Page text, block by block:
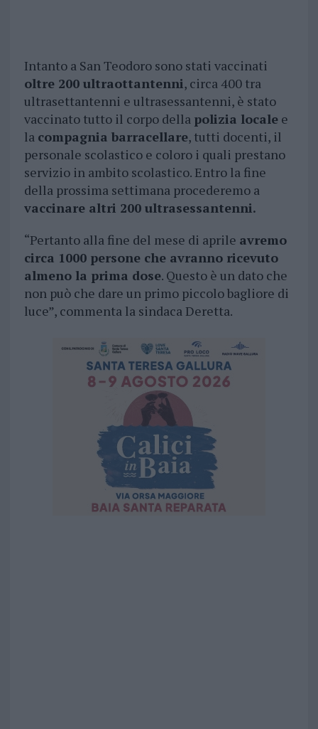
Intanto a San Teodoro sono stati vaccinati
oltre 200 ultraottantenni, circa 400 tra
ultrasettantenni e ultrasessantenni, è stato
vaccinato tutto il corpo della polizia localee
la compagnia barracellare, tutti docenti, il
personale scolastico e coloro i quali prestano
servizio in ambito scolastico. Entro la fine
della prossima settimana procederemo a
vaccinare altri 200 ultrasessantenni.
“Pertanto alla fine del mese di aprile avremo
circa 1000 persone che avranno ricevuto
almeno la prima dose. Questo è un dato che
non può che dare un primo piccolo bagliore di
luce”, commenta la sindaca Deretta.